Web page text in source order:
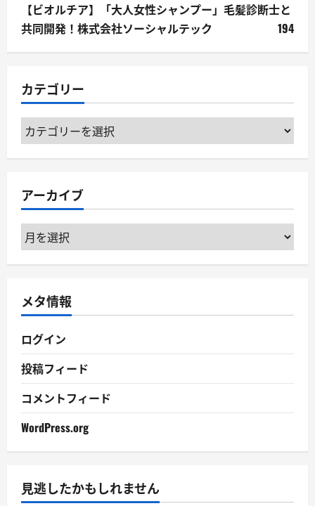
【ビオルチア】「大人女性シャンプー」毛髪診断士と
共同開発！株式会社ソーシャルテック
194
カテゴリー
カ
テ
ー
アーカイブ
ア
ー
ブ
メタ情報
ログイン
投稿フィード
コメントフィード
WordPress.org
見逃したかもしれません